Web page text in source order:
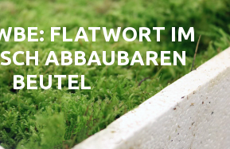
FLATWORT IM
ABBAUBAREN
BEUTEL